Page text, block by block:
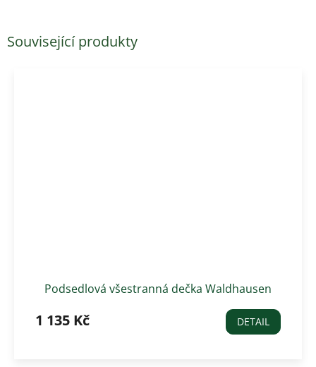
Související produkty
Podsedlová všestranná dečka Waldhausen
1 135 Kč DETAIL